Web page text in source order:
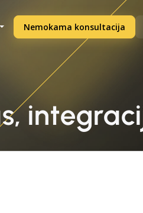
Nemokama konsultacija